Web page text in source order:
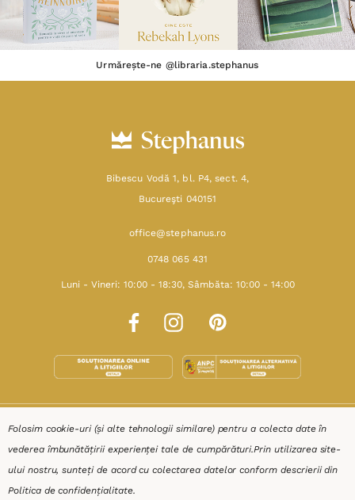
Urmărește-ne @libraria.stephanus
Bibescu Vodă 1, bl. P4, sect. 4,
Bucureşti 040151
office@stephanus.ro
0748 065 431
Luni - Vineri: 10:00 - 18:30, Sâmbăta: 10:00 - 14:00
SHOP
RESURSE
Folosim cookie-uri (și alte tehnologii similare) pentru a colecta date în
vederea îmbunătățirii experienței tale de cumpărături.Prin utilizarea site-
ului nostru, sunteți de acord cu colectarea datelor conform descrierii din
Politica de confidențialitate.